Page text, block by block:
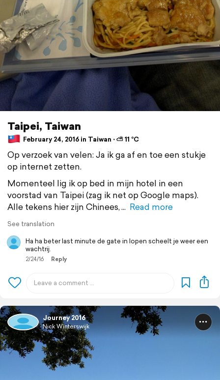
Taipei, Taiwan
February 24, 2016 in Taiwan ⋅ ⛅ 11 °C
Op verzoek van velen: Ja ik ga af en toe een stukje
op internet zetten.
Momenteel lig ik op bed in mijn hotel in een
voorstad van Taipei (zag ik net op Google maps).
Alle tekens hier zijn Chinees,
Read more
See translation
Ha ha beter last minute de gate in lopen scheelt je weer een
wachtrij.
2/24/16 Reply
Journey 2016
Nick Winterswijk